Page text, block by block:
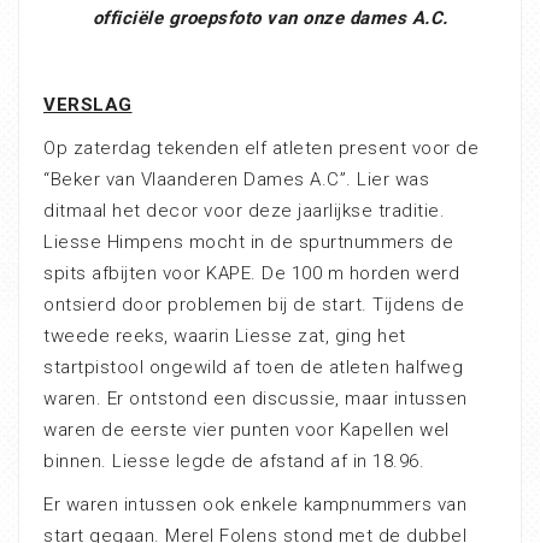
officiële groepsfoto van onze dames A.C.
VERSLAG
Op zaterdag tekenden elf atleten present voor de
“Beker van Vlaanderen Dames A.C”. Lier was
ditmaal het decor voor deze jaarlijkse traditie.
Liesse Himpens mocht in de spurtnummers de
spits afbijten voor KAPE. De 100 m horden werd
ontsierd door problemen bij de start. Tijdens de
tweede reeks, waarin Liesse zat, ging het
startpistool ongewild af toen de atleten halfweg
waren. Er ontstond een discussie, maar intussen
waren de eerste vier punten voor Kapellen wel
binnen. Liesse legde de afstand af in 18.96.
Er waren intussen ook enkele kampnummers van
start gegaan. Merel Folens stond met de dubbel